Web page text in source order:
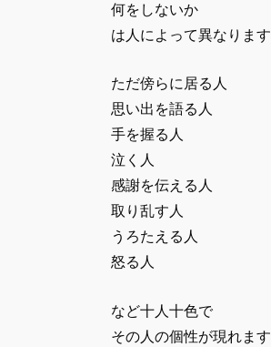
何をしないか
は人によって異なります
ただ傍らに居る人
思い出を語る人
手を握る人
泣く人
感謝を伝える人
取り乱す人
うろたえる人
怒る人
など十人十色で
その人の個性が現れます